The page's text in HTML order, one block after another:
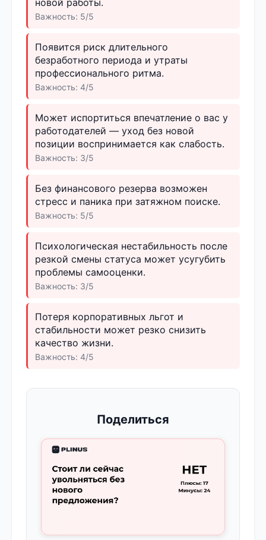
Важность: 5/5
Появится риск длительного
безработного периода и утраты
профессионального ритма.
Важность: 4/5
Может испортиться впечатление о вас у
работодателей — уход без новой
позиции воспринимается как слабость.
Важность: 3/5
Без финансового резерва возможен
стресс и паника при затяжном поиске.
Важность: 5/5
Психологическая нестабильность после
резкой смены статуса может усугубить
проблемы самооценки.
Важность: 3/5
Потеря корпоративных льгот и
стабильности может резко снизить
качество жизни.
Важность: 4/5
Поделиться